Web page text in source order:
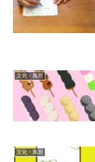
文化・風習
文化・風習